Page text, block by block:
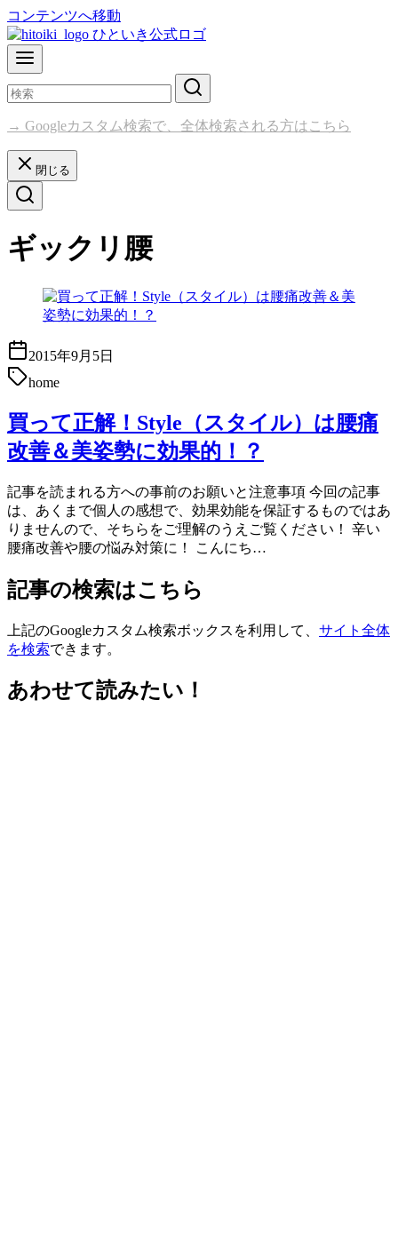
コンテンツへ移動
→ Googleカスタム検索で、全体検索される方はこちら
閉じる
ギックリ腰
2015年9月5日
home
買って正解！Style（スタイル）は腰痛
改善＆美姿勢に効果的！？
記事を読まれる方への事前のお願いと注意事項 今回の記事
は、あくまで個人の感想で、効果効能を保証するものではあ
りませんので、そちらをご理解のうえご覧ください！ 辛い
腰痛改善や腰の悩み対策に！ こんにち…
記事の検索はこちら
上記のGoogleカスタム検索ボックスを利用して、 サイト全体
を検索できます。
あわせて読みたい！